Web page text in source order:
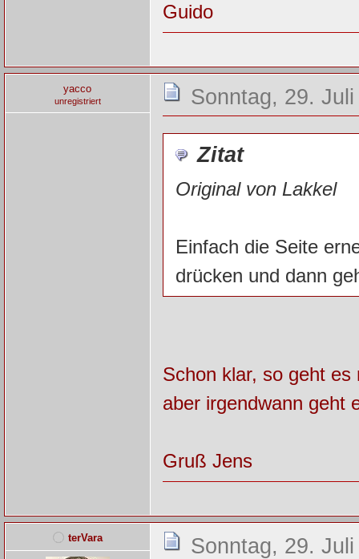
Guido
yacco
unregistriert Sonntag, 29.
Zitat
Original von Lakkel
Einfach die Seite
drücken und dann
Schon klar, so geht
aber irgendwann geht
Gruß Jens
terVara Sonntag, 29.